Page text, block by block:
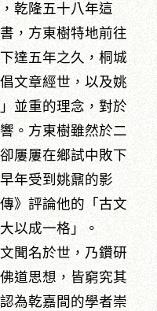
乾隆五十八年這
，方東樹特地前往
達五年之久，桐城
文章經世，以及姚
並重的理念，對於
。方東樹雖然於二
屢屢在鄉試中敗下
年受到姚鼐的影
》評論他的「古文
以成一格」。
名於世，乃鑽研
道思想，皆窮究其
為乾嘉間的學者崇